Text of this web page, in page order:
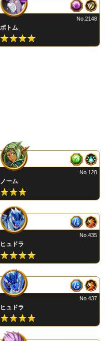
ボトム
No.2148
ノーム
No.128
ヒュドラ
No.435
ヒュドラ
No.437